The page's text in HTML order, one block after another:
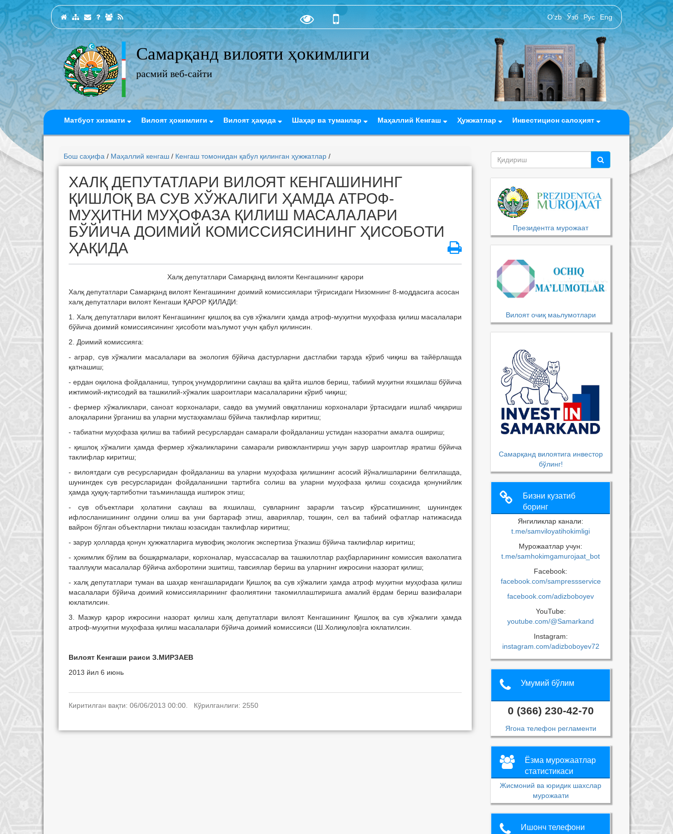
O‘zb Ўзб Рус Eng
Самарқанд вилояти ҳокимлиги
расмий веб-сайти
Матбуот хизмати Вилоят ҳокимлиги Вилоят ҳақида Шаҳар ва туманлар Маҳаллий Кенгаш Ҳужжатлар Инвестицион салоҳият
Бош саҳифа / Маҳаллий кенгаш / Кенгаш томонидан қабул қилинган ҳужжатлар /
ХАЛҚ ДЕПУТАТЛАРИ ВИЛОЯТ КЕНГАШИНИНГ
ҚИШЛОҚ ВА СУВ ХЎЖАЛИГИ ҲАМДА АТРОФ-
МУҲИТНИ МУҲОФАЗА ҚИЛИШ МАСАЛАЛАРИ
БЎЙИЧА ДОИМИЙ КОМИССИЯСИНИНГ ҲИСОБОТИ
ҲАҚИДА
Халқ депутатлари Самарқанд вилояти Кенгашининг қарори
Халқ депутатлари Самарқанд вилоят Кенгашининг доимий комиссиялари тўғрисидаги Низомнинг 8-моддасига асосан
халқ депутатлари вилоят Кенгаши ҚАРОР ҚИЛАДИ:
1. Халқ депутатлари вилоят Кенгашининг қишлоқ ва сув хўжалиги ҳамда атроф-муҳитни муҳофаза қилиш масалалари
бўйича доимий комиссиясининг ҳисоботи маълумот учун қабул қилинсин.
2. Доимий комиссияга:
- аграр, сув хўжалиги масалалари ва экология бўйича дастурларни дастлабки тарзда кўриб чиқиш ва тайёрлашда
қатнашиш;
- ердан оқилона фойдаланиш, тупроқ унумдорлигини сақлаш ва қайта ишлов бериш, табиий муҳитни яхшилаш бўйича
ижтимоий-иқтисодий ва ташкилий-хўжалик шароитлари масалаларини кўриб чиқиш;
- фермер хўжаликлари, саноат корхоналари, савдо ва умумий овқатланиш корхоналари ўртасидаги ишлаб чиқариш
алоқаларини ўрганиш ва уларни мустаҳкамлаш бўйича таклифлар киритиш;
- табиатни муҳофаза қилиш ва табиий ресурслардан cамарали фойдаланиш устидан назоратни амалга ошириш;
- қишлоқ хўжалиги ҳамда фермер хўжаликларини самарали ривожлантириш учун зарур шароитлар яратиш бўйича
таклифлар киритиш;
- вилоятдаги сув ресурсларидан фойдаланиш ва уларни муҳофаза қилишнинг асосий йўналишларини белгилашда,
шунингдек сув ресурсларидан фойдаланишни тартибга солиш ва уларни муҳофаза қилиш соҳасида қонунийлик
ҳамда ҳуқуқ-тартиботни таъминлашда иштирок этиш;
- сув объектлари ҳолатини сақлаш ва яхшилаш, сувларнинг зарарли таъсир кўрсатишининг, шунингдек
ифлосланишининг олдини олиш ва уни бартараф этиш, авариялар, тошқин, сел ва табиий офатлар натижасида
вайрон бўлган объектларни тиклаш юзасидан таклифлар киритиш;
- зарур ҳолларда қонун ҳужжатларига мувофиқ экологик экспертиза ўтказиш бўйича таклифлар киритиш;
- ҳокимлик бўлим ва бошқармалари, корхоналар, муассасалар ва ташкилотлар раҳбарларининг комиссия ваколатига
тааллуқли масалалар бўйича ахборотини эшитиш, тавсиялар бериш ва уларнинг ижросини назорат қилиш;
- халқ депутатлари туман ва шаҳар кенгашларидаги Қишлоқ ва сув хўжалиги ҳамда атроф муҳитни муҳофаза қилиш
масалалари бўйича доимий комиссияларининг фаолиятини такомиллаштиришга амалий ёрдам бериш вазифалари
юклатилсин.
3. Мазкур қарор ижросини назорат қилиш халқ депутатлари вилоят Кенгашининг Қишлоқ ва сув хўжалиги ҳамда
атроф-муҳитни муҳофаза қилиш масалалари бўйича доимий комиссияси (Ш.Холиқулов)га юклатилсин.
Вилоят Кенгаши раиси З.МИРЗАЕВ
2013 йил 6 июнь
Киритилган вақти: 06/06/2013 00:00. Кўрилганлиги: 2550
Президентга мурожаат
Вилоят очиқ маьлумотлари
Самарқанд вилоятига инвестор
бўлинг!
Бизни кузатиб
боринг
Янгиликлар канали:
t.me/samviloyatihokimligi
Мурожаатлар учун:
t.me/samhokimgamurojaat_bot
Facebook:
facebook.com/sampressservice
facebook.com/adizboboyev
YouTube:
youtube.com/@Samarkand
Instagram:
instagram.com/adizboboyev72
Умумий бўлим
0 (366) 230-42-70
Ягона телефон регламенти
Ёзма мурожаатлар
статистикаси
Жисмоний ва юридик шахслар
мурожаати
Ишонч телефони